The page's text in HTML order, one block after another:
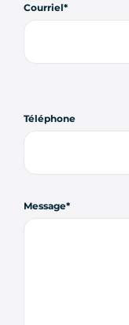
Courriel
Téléphone
Message